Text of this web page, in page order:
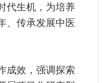
代生机，为培养
、传承发展中医
成效，强调探索